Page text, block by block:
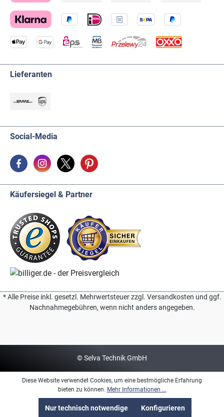
Lieferanten
Social-Media
Käufersiegel & Partner
* Alle Preise inkl. gesetzl. Mehrwertsteuer zzgl. Versandkosten und ggf.
Nachnahmegebühren, wenn nicht anders angegeben.
© Selva Technik GmbH
Diese Website verwendet Cookies, um eine bestmögliche Erfahrung
bieten zu können. Mehr Informationen ...
Nur technisch notwendige Konfigurieren